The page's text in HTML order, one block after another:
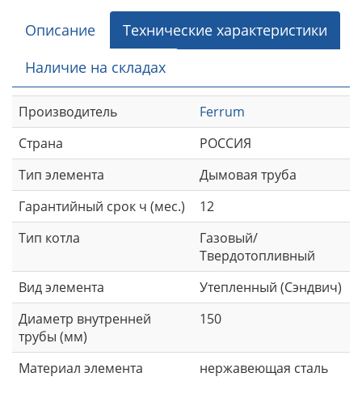
Описание
Технические характеристики
Наличие на складах
Производитель
Ferrum
Страна
РОССИЯ
Тип элемента
Дымовая труба
Гарантийный срок ч (мес.)
12
Тип котла
Газовый/
Твердотопливный
Вид элемента
Утепленный (Сэндвич)
Диаметр внутренней
трубы (мм)
150
Материал элемента нержавеющая сталь